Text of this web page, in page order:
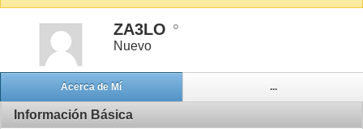
ZA3LO
Nuevo
Acerca de Mí ...
Información Básica